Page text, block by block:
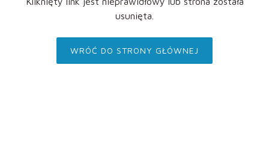
usunięta.
WRÓĆ DO STRONY GŁÓWNEJ